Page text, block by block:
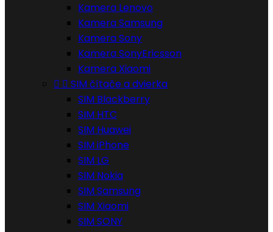
Kamera Lenovo
Kamera Samsung
Kamera Sony
Kamera SonyEricsson
Kamera Xiaomi
  SIM čítače a dvierka
SIM Blackberry
SIM HTC
SIM Huawei
SIM iPhone
SIM LG
SIM Nokia
SIM Samsung
SIM Xiaomi
SIM SONY